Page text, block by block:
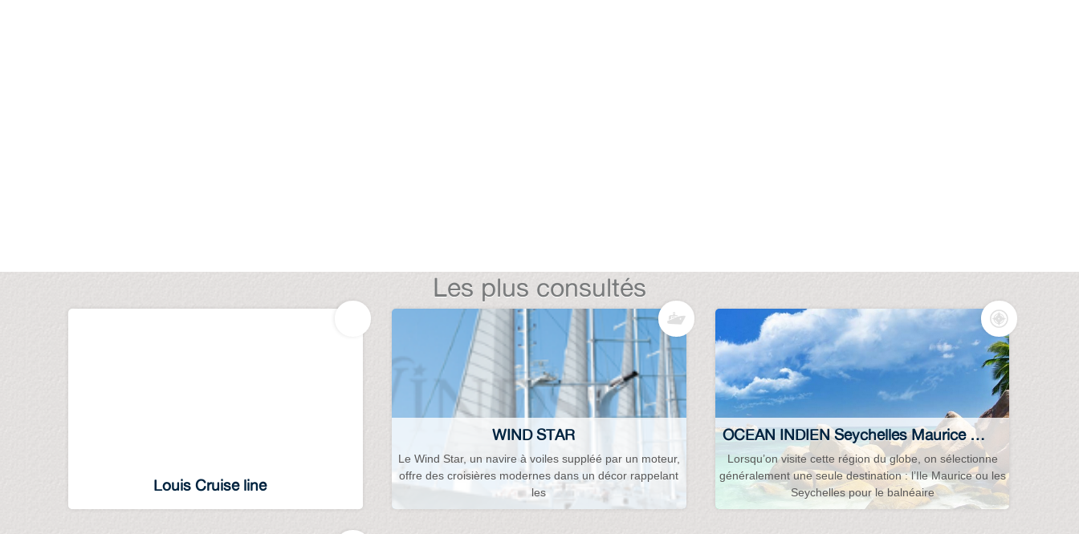
Les plus consultés
Louis Cruise line
WIND STAR
Le Wind Star, un navire à voiles suppléé par un moteur,
offre des croisières modernes dans un décor rappelant
les
OCEAN INDIEN Seychelles Maurice Madagascar Réunion Afrique-du-Sud Mer-rouge…
Lorsqu’on visite cette région du globe, on sélectionne
généralement une seule destination : l’Ile Maurice ou les
Seychelles pour le balnéaire